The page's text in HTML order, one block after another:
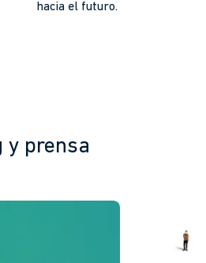
hacia el futuro.
y prensa